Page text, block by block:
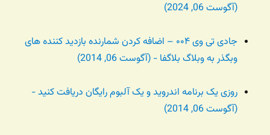
(آگوست 06, 2024)
جادی تی وی ۰۰۴ – اضافه کردن شمارنده بازدید کننده های
وبگذر به وبلاگ بلاگفا - (آگوست 06, 2014)
روزی یک برنامه اندروید و یک آلبوم رایگان دریافت کنید -
(آگوست 06, 2014)